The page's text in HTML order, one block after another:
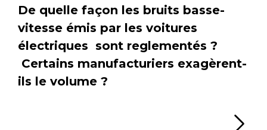
De quelle façon les bruits basse-
vitesse émis par les voitures
électriques sont reglementés ?
Certains manufacturiers exagèrent-
ils le volume ?